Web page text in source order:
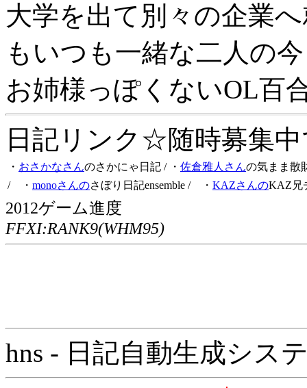
大学を出て別々の企業
もいつも一緒な二人の
お姉様っぽくないOL百
日記リンク☆随時募集
・ おさかなさんのさかにゃ日記 / ・ 佐倉雅人さんの気まま散
/ ・ monoさんのさぼり日記ensemble / ・ KAZさんのKAZ兄
2012ゲーム進度
FFXI:RANK9(WHM95)
hns - 日記自動生成シス